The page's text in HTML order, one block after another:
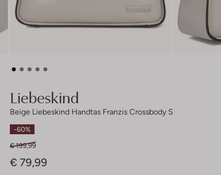
Liebeskind
Beige Liebeskind Handtas Franzis Crossbody S
-60%
€ 199,99
€ 79,99